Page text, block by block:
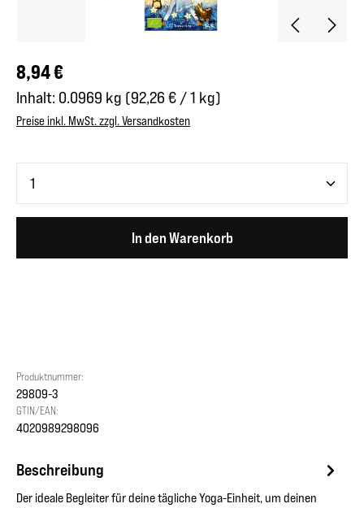
Regulärer Preis:
8,94 €
Inhalt: 0.0969 kg (92,26 € / 1 kg)
Preise inkl. MwSt. zzgl. Versandkosten
In den Warenkorb
Produktnummer:
29809-3
GTIN/EAN:
4020989298096
Beschreibung
Der ideale Begleiter für deine tägliche Yoga-Einheit, um deinen